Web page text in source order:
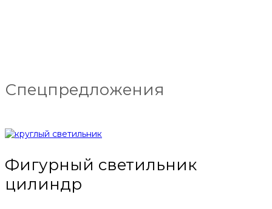
Спецпредложения
Фигурный светильник
цилиндр